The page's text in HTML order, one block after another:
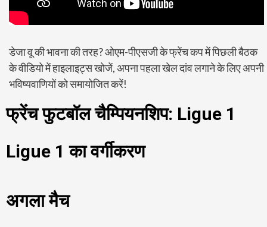
डेजा वू की भावना की तरह? ओएम-पीएसजी के फ्रेंच कप में पिछली बैठक
के वीडियो में हाइलाइट्स खोजें, अपना पहला खेल दांव लगाने के लिए अपनी
भविष्यवाणियों को समायोजित करें!
फ्रेंच फुटबॉल चैम्पियनशिप: Ligue 1
Ligue 1 का वर्गीकरण
अगला मैच